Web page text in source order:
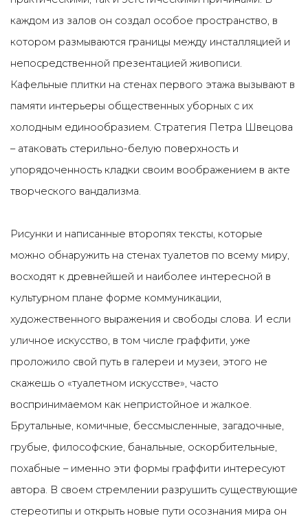
каждом из залов он создал особое пространство, в
котором размываются границы между инсталляцией и
непосредственной презентацией живописи.
Кафельные плитки на стенах первого этажа вызывают в
памяти интерьеры общественных уборных с их
холодным единообразием. Стратегия Петра Швецова
– атаковать стерильно-белую поверхность и
упорядоченность кладки своим воображением в акте
творческого вандализма.
Рисунки и написанные второпях тексты, которые
можно обнаружить на стенах туалетов по всему миру,
восходят к древнейшей и наиболее интересной в
культурном плане форме коммуникации,
художественного выражения и свободы слова. И если
уличное искусство, в том числе граффити, уже
проложило свой путь в галереи и музеи, этого не
скажешь о «туалетном искусстве», часто
воспринимаемом как непристойное и жалкое.
Брутальные, комичные, бессмысленные, загадочные,
грубые, философские, банальные, оскорбительные,
похабные – именно эти формы граффити интересуют
автора. В своем стремлении разрушить существующие
стереотипы и открыть новые пути осознания мира он